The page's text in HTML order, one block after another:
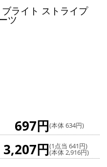
ライト ストライプ
ツ
697円(本体 634円)
3,207円(1点当 641円)
(本体 2,916円)